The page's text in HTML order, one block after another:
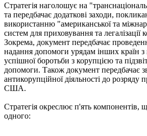
Стратегія наголошує на
та передбачає додаткові заходи,
використанню "американської та
систем для приховування та легалізації
Зокрема, документ передбачає
надання допомоги урядам інших країн
успішної боротьби з корупцією та
допомоги. Також документ передбачає
антикорупційної діяльності до розряду
США.
Стратегія окреслює п'ять
одного: